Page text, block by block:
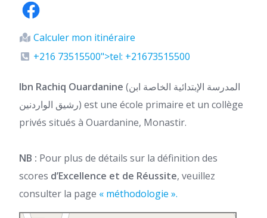
Calculer mon itinéraire
+216 73515500">tel: +21673515500
Ibn Rachiq Ouardanine (المدرسة الإبتدائية الخاصة ابن
رشيق الواردنين) est une école primaire et un collège
privés situés à Ouardanine, Monastir.
NB : Pour plus de détails sur la définition des
scores d’Excellence et de Réussite, veuillez
consulter la page « méthodologie ».